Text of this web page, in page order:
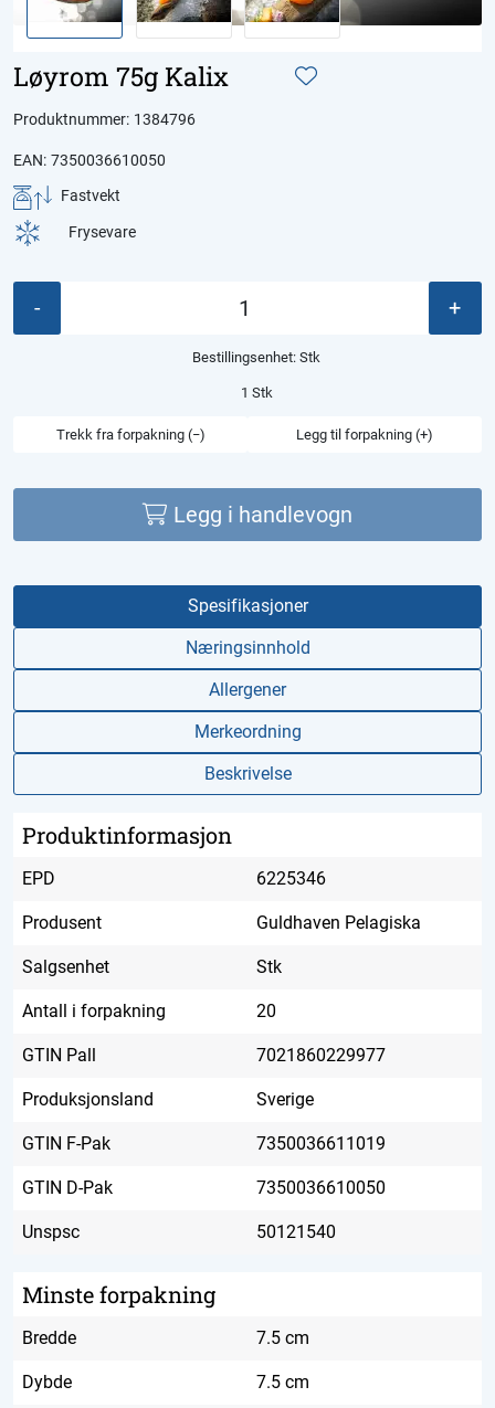
Løyrom 75g Kalix
Produktnummer: 1384796
EAN: 7350036610050
Fastvekt
Frysevare
- +
Bestillingsenhet: Stk
1 Stk
Trekk fra forpakning (−) Legg til forpakning (+)
Legg i handlevogn
Spesifikasjoner
Næringsinnhold
Allergener
Merkeordning
Beskrivelse
Produktinformasjon
EPD 6225346
Produsent Guldhaven Pelagiska
Salgsenhet Stk
Antall i forpakning 20
GTIN Pall 7021860229977
Produksjonsland Sverige
GTIN F-Pak 7350036611019
GTIN D-Pak 7350036610050
Unspsc 50121540
Minste forpakning
Bredde 7.5 cm
Dybde 7.5 cm